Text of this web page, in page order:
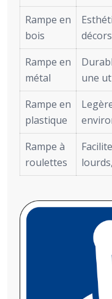
Rampe en
bois
Rampe en
métal
une
Rampe en
plastique
Rampe à
roulettes